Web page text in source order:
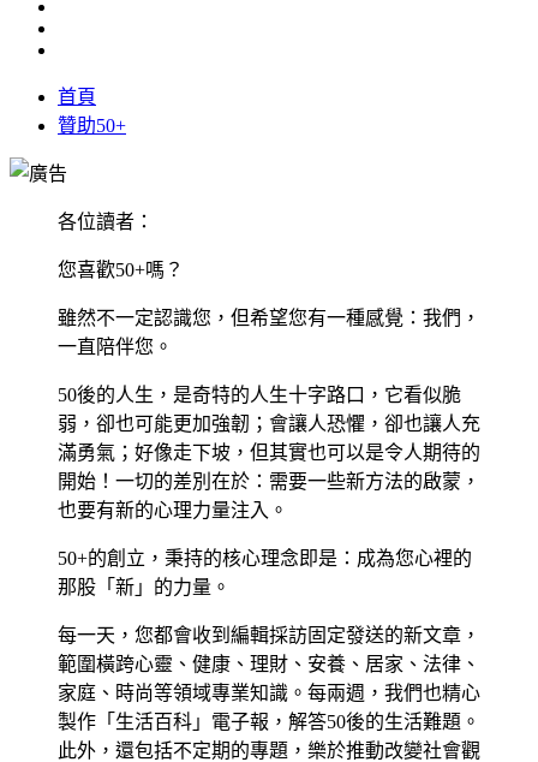
首頁
贊助50+
各位讀者：
您喜歡50+嗎？
雖然不一定認識您，但希望您有一種感覺：我們，
一直陪伴您。
50後的人生，是奇特的人生十字路口，它看似脆
弱，卻也可能更加強韌；會讓人恐懼，卻也讓人充
滿勇氣；好像走下坡，但其實也可以是令人期待的
開始！一切的差別在於：需要一些新方法的啟蒙，
也要有新的心理力量注入。
50+的創立，秉持的核心理念即是：成為您心裡的
那股「新」的力量。
每一天，您都會收到編輯採訪固定發送的新文章，
範圍橫跨心靈、健康、理財、安養、居家、法律、
家庭、時尚等領域專業知識。每兩週，我們也精心
製作「生活百科」電子報，解答50後的生活難題。
此外，還包括不定期的專題，樂於推動改變社會觀